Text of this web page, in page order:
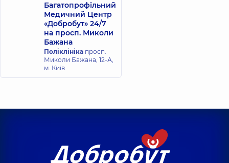
Багатопрофільний
Медичний Центр
«Добробут» 24/7
на просп. Миколи
Бажана
Поліклініка просп.
Миколи Бажана, 12-А,
м. Київ